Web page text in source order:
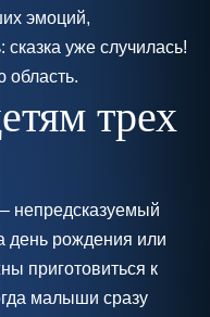
эмоций,
сказка уже случилась!
область.
трех
непредсказуемый
день рождения или
приготовиться к
малыши сразу